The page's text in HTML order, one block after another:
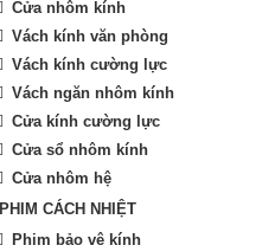
Cửa nhôm kính
Vách kính văn phòng
Vách kính cường lực
Vách ngăn nhôm kính
Cửa kính cường lực
Cửa sổ nhôm kính
Cửa nhôm hệ
PHIM CÁCH NHIỆT
Phim bảo vệ kính